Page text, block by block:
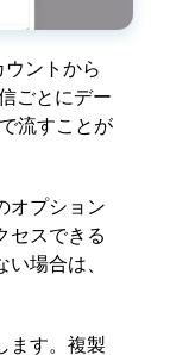
ントから
ごとにデー
流すことが
オプション
セスできる
場合は、
ます。複製